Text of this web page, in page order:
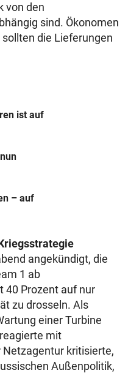
von den
sind. Ökonomen
die Lieferungen
ist auf
– auf
angekündigt, die
1 ab
40 Prozent auf nur
zu drosseln. Als
einer Turbine
mit
Netzagentur kritisierte,
Außenpolitik,